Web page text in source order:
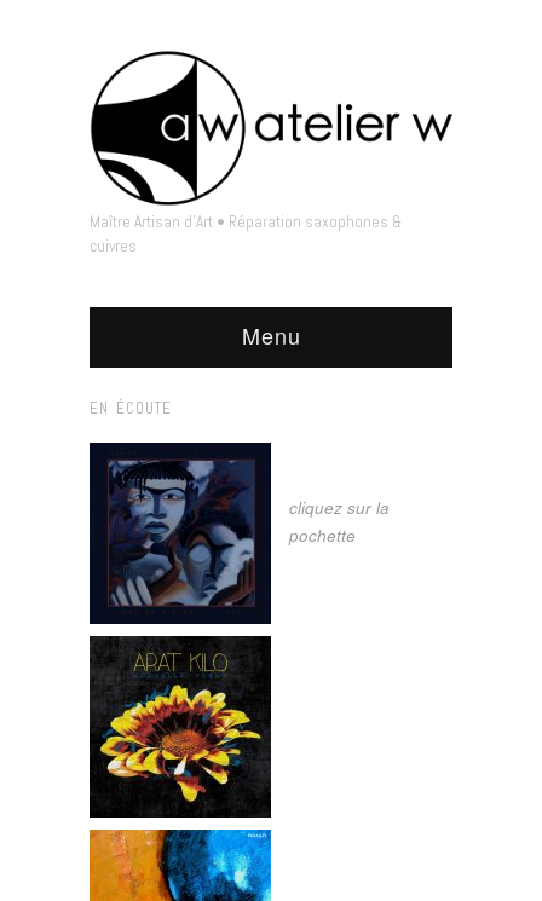
Maître Artisan d'Art • Réparation saxophones &
cuivres
Menu
EN ÉCOUTE
cliquez sur la
pochette